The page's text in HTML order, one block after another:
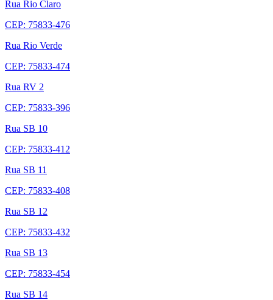
Rua Rio Claro
CEP: 75833-476
Rua Rio Verde
CEP: 75833-474
Rua RV 2
CEP: 75833-396
Rua SB 10
CEP: 75833-412
Rua SB 11
CEP: 75833-408
Rua SB 12
CEP: 75833-432
Rua SB 13
CEP: 75833-454
Rua SB 14